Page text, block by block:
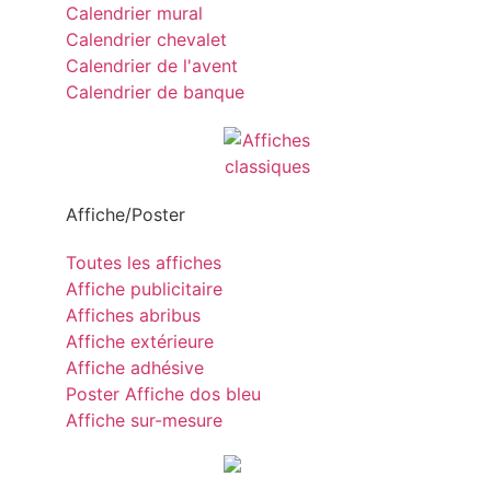
Calendrier mural
Calendrier chevalet
Calendrier de l'avent
Calendrier de banque
Affiche/Poster
Toutes les affiches
Affiche publicitaire
Affiches abribus
Affiche extérieure
Affiche adhésive
Poster Affiche dos bleu
Affiche sur-mesure